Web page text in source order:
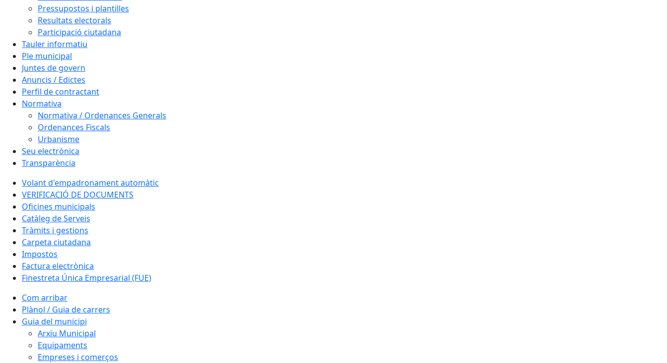
Pressupostos i plantilles
Resultats electorals
Participació ciutadana
Tauler informatiu
Ple municipal
Juntes de govern
Anuncis / Edictes
Perfil de contractant
Normativa
Normativa / Ordenances Generals
Ordenances Fiscals
Urbanisme
Seu electrònica
Transparència
Volant d'empadronament automàtic
VERIFICACIÓ DE DOCUMENTS
Oficines municipals
Catàleg de Serveis
Tràmits i gestions
Carpeta ciutadana
Impostos
Factura electrònica
Finestreta Única Empresarial (FUE)
Com arribar
Plànol / Guia de carrers
Guia del municipi
Arxiu Municipal
Equipaments
Empreses i comerços